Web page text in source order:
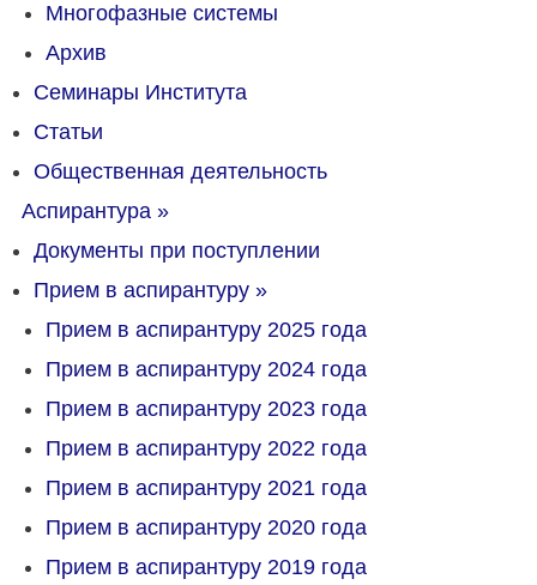
Многофазные системы
Архив
Семинары Института
Статьи
Общественная деятельность
Аспирантура »
Документы при поступлении
Прием в аспирантуру »
Прием в аспирантуру 2025 года
Прием в аспирантуру 2024 года
Прием в аспирантуру 2023 года
Прием в аспирантуру 2022 года
Прием в аспирантуру 2021 года
Прием в аспирантуру 2020 года
Прием в аспирантуру 2019 года